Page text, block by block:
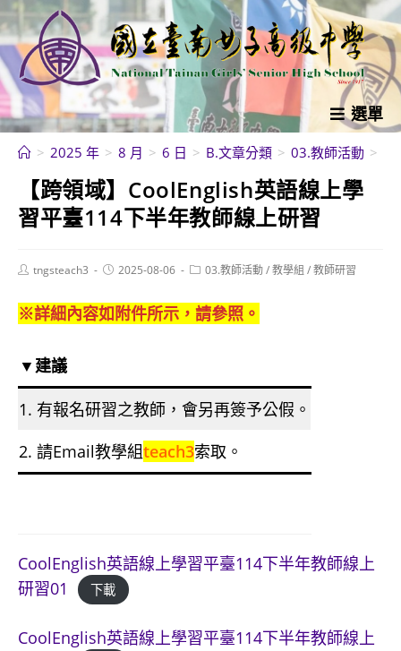
跳
轉
至
主
要
內
選單
> 2025 年 > 8 月 > 6 日 > B.文章分類 > 03.教師活動 >
【跨領域】CoolEnglish英語線上學
習平臺114下半年教師線上研習
Posttngsteach3
Post2025-08-06
Post03.教師活動/教學組 /教師研習
※詳細內容如附件所示，請參照。
▼建議
1. 有報名研習之教師，會另再簽予公假。
2. 請Email教學組teach3索取。
CoolEnglish英語線上學習平臺114下半年教師線上
研習01
下載
CoolEnglish英語線上學習平臺114下半年教師線上